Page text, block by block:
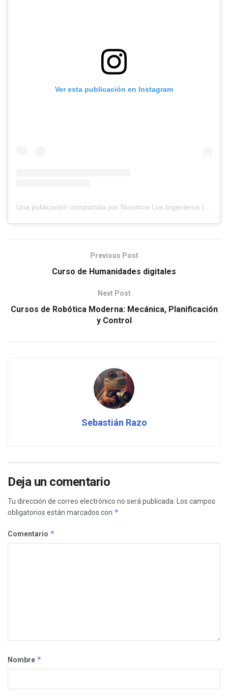
Ver esta publicación en Instagram
Previous Post
Curso de Humanidades digitales
Next Post
Cursos de Robótica Moderna: Mecánica, Planificación
y Control
Sebastián Razo
Deja un comentario
Tu dirección de correo electrónico no será publicada. Los campos
obligatorios están marcados con *
Comentario *
Nombre *